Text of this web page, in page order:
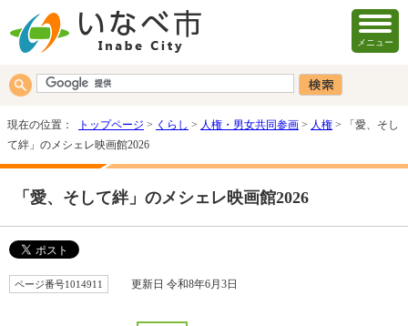
メニュー
現在の位置： トップページ > くらし > 人権・男女共同参画 > 人権 > 「愛、そし
て絆」のメシェレ映画館2026
「愛、そして絆」のメシェレ映画館2026
ページ番号1014911 更新日 令和8年6月3日